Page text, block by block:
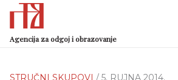
Agencija za odgoj i obrazovanje
STRUČNI SKUPOVI / 5. RUJNA 2014.